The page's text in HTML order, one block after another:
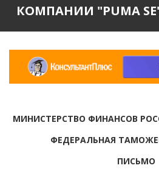
КОМПАНИИ "PUMA
МИНИСТЕРСТВО ФИНАНСОВ
ФЕДЕРАЛЬНАЯ
ПИСЬМО